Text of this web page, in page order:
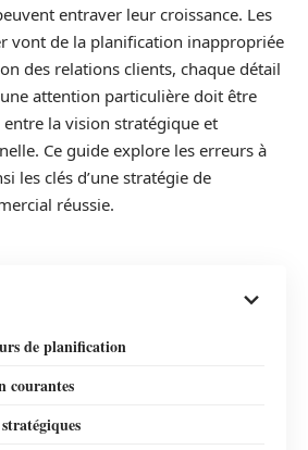
entraver leur croissance. Les
vont de la planification inappropriée
des relations clients, chaque détail
attention particulière doit être
entre la vision stratégique et
Ce guide explore les erreurs à
les clés d’une stratégie de
réussie.
de planification
courantes